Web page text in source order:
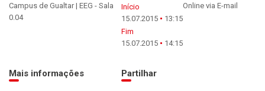
Campus de Gualtar | EEG - Sala
0.04
Início
15.07.2015
13:15
Fim
15.07.2015
14:15
Online via E-mail
Mais informações Partilhar